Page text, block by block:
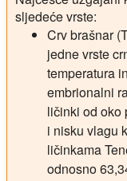
sljedeće vrste:
Crv brašnar
jedne vrste
temperatura
embrionalni
ličinki od oko
i nisku vlagu
ličinkama
odnosno